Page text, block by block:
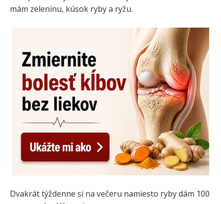
mám zeleninu, kúsok ryby a ryžu.
Dvakrát týždenne si na večeru namiesto ryby dám 100